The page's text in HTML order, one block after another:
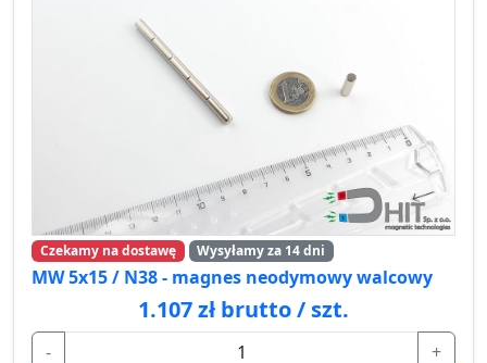
Czekamy na dostawę Wysyłamy za 14 dni
MW 5x15 / N38 - magnes neodymowy walcowy
1.107 zł brutto / szt.
-
+